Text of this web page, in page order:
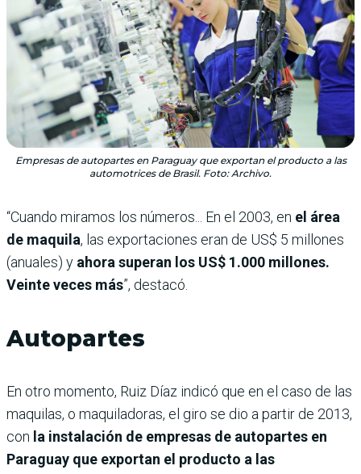
Empresas de autopartes en Paraguay que exportan el producto a las
automotrices de Brasil. Foto: Archivo.
“Cuando miramos los números... En el 2003, en el área
de maquila, las exportaciones eran de US$ 5 millones
(anuales) y ahora superan los US$ 1.000 millones.
Veinte veces más”, destacó.
Autopartes
En otro momento, Ruiz Díaz indicó que en el caso de las
maquilas, o maquiladoras, el giro se dio a partir de 2013,
con la instalación de empresas de autopartes en
Paraguay que exportan el producto a las